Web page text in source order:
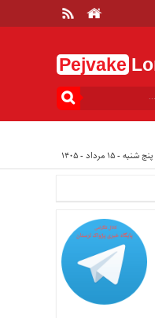
Pejvake
- ۱۵ مرداد - ۱۴۰۵